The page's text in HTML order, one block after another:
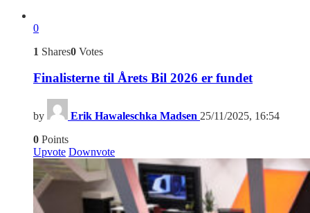
0
1 Shares0 Votes
Finalisterne til Årets Bil 2026 er fundet
by Erik Hawaleschka Madsen 25/11/2025, 16:54
0 Points
Upvote Downvote